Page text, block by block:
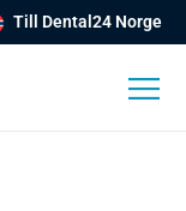
Till Dental24 Norge